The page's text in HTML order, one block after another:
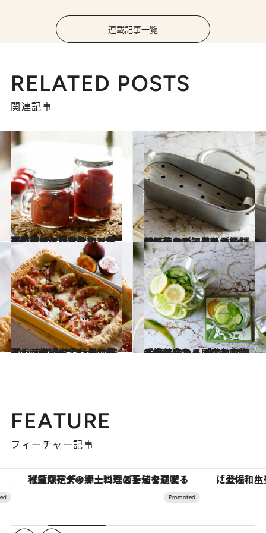
連載記事一覧
RELATED POSTS
関連記事
2025.9.7
夏の甘みを閉じ込めて保存！ イタリアのマンマの料理に欠かせない〈ホールトマト〉をミニトマトで手軽に自家製するレシピ
グルメ 2025.3.30
この長すぎるアルミ鍋、何に使うか知ってる？ 調理器具マニアの私がイタリアの台所で見つけた偏愛キッチンアイテム4選
グルメ
2023.11.11
イチジク×サラミ×モッツアレラの組み合わせ、最高！ ワインに合う秋の味覚レシピ「イチジクのパイ」
グルメ 2023.9.30
季節の変わり目に老廃物デトックス！ 果物と胡瓜と生姜をたっぷり入れて 10分で作れる「アロマウォーター」
グルメ
FEATURE
フィーチャー記事
「土佐和ハーブかき氷」がOMO7高知に登場！生姜、山椒、大葉など目にも舌にも涼を呼ぶ郷土の味 【銀座で出合う最旬美容】美髪ケアや上質